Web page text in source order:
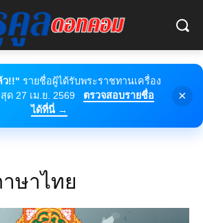
ว!!" รายชื่อผู้ได้รับพระราชทานเครื่อง
ด 27 เม.ย. 2569
ตรวจสอบรายชื่อ
ได้ที่นี่ →
×
ษาไทย